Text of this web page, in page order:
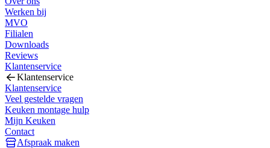
Werken bij
MVO
Filialen
Downloads
Reviews
Klantenservice
Klantenservice
Klantenservice
Veel gestelde vragen
Keuken montage hulp
Mijn Keuken
Contact
Afspraak maken